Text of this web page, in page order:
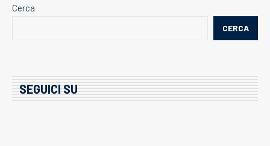
Cerca
CERCA
SEGUICI SU